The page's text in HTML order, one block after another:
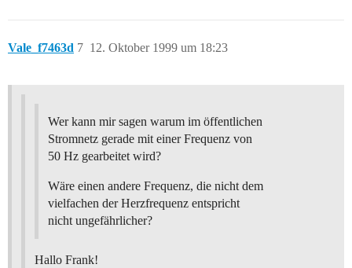
Vale_f7463d 12. Oktober 1999 um 18:23
7
Wer kann mir sagen warum im öffentlichen
Stromnetz gerade mit einer Frequenz von
50 Hz gearbeitet wird?
Wäre einen andere Frequenz, die nicht dem
vielfachen der Herzfrequenz entspricht
nicht ungefährlicher?
Hallo Frank!